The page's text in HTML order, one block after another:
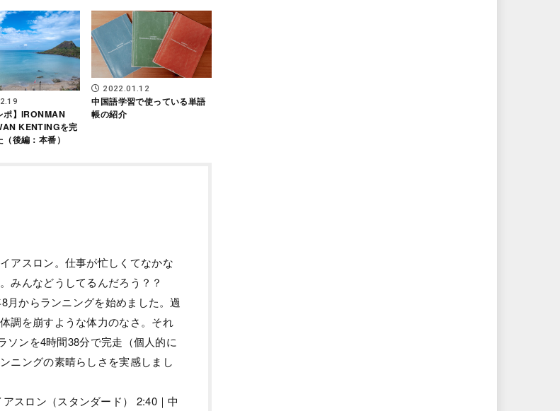
ポ】IRONMAN
KENTINGを完
後編：本番）
2022.01.12
中国語学習で使っている単語
帳の紹介
アスロン。仕事が忙しくてなかな
みんなどうしてるんだろう？？
月からランニングを始めました。過
調を崩すような体力のなさ。それ
ソンを4時間38分で完走（個人的に
ニングの素晴らしさを実感しまし
スロン（スタンダード） 2:40｜中